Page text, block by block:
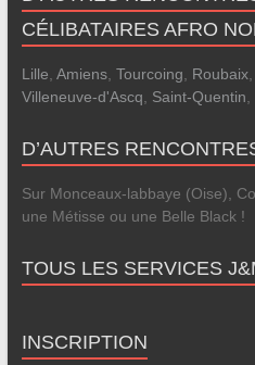
CÉLIBATAIRES AFRO
Lille Amiens, Tourcoing Roubaix,
Villeneuve-d'Ascq
Saint-Quentin
D’AUTRES
Sur Monceaux-labbaye (Oise),
une Métisse ou une Belle Black !
TOUS LES SERVICES
INSCRIPTION